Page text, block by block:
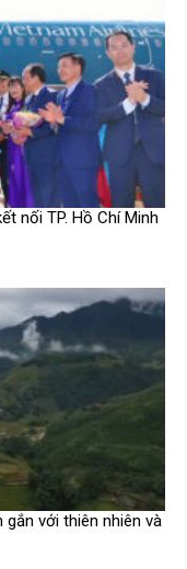
nối TP. Hồ Chí Minh
gắn với thiên nhiên và